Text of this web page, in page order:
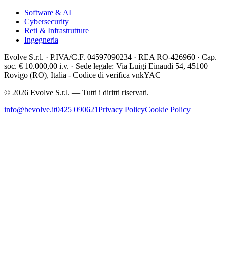
Software & AI
Cybersecurity
Reti & Infrastrutture
Ingegneria
Evolve S.r.l. · P.IVA/C.F. 04597090234 · REA RO-426960 · Cap.
soc. € 10.000,00 i.v. · Sede legale: Via Luigi Einaudi 54, 45100
Rovigo (RO), Italia - Codice di verifica vnkYAC
© 2026 Evolve S.r.l. — Tutti i diritti riservati.
info@bevolve.it0425 090621Privacy PolicyCookie Policy